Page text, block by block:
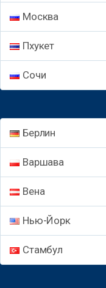
Москва
Пхукет
Сочи
Берлин
Варшава
Вена
Нью-Йорк
Стамбул